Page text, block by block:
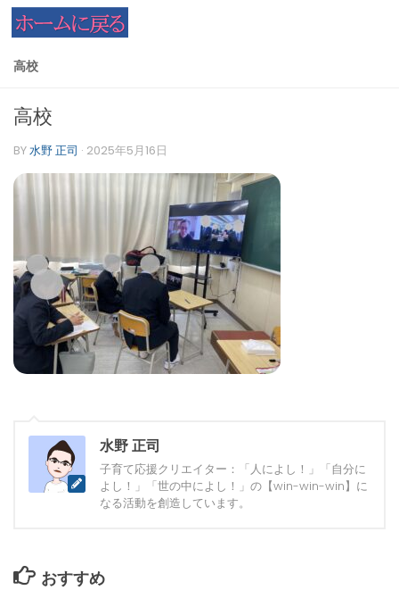
コンテンツへスキップ
高校
高校
BY水野 正司 · 2025年5月16日
水野 正司
子育て応援クリエイター：「人によし！」「自分に
よし！」「世の中によし！」の【win-win-win】に
なる活動を創造しています。
おすすめ